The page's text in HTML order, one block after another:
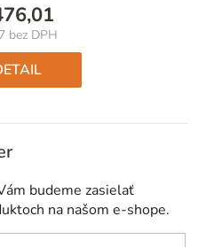
bez DPH
Jednotková
cena:
budeme zasielať
na našom e-shope.